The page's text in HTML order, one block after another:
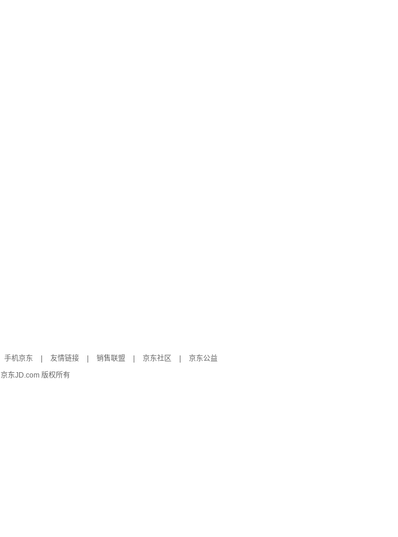
手机京东 友情链接 销售联盟 京东社区
京东公益
京东JD.com 版权所有